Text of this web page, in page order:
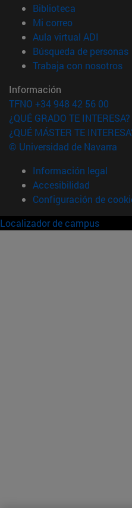
Biblioteca
Mi correo(abre en
Aula virtual ADI
Búsqueda de personas
Trabaja con nosotros
Información
TFNO +34 948 42 56 00
¿QUÉ GRADO TE INTERESA?
¿QUÉ MÁSTER TE
© Universidad de Navarra
Información legal
Accesibilidad
Configuración de
Localizador de campus